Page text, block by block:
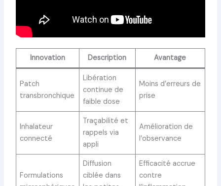
Innovation Description Avantage
Patch
transbronchique
Libération
continue de
faible dose
Moins d’erreurs de
prise
Inhalateur
connecté
Traçabilité et
rappels via
appli
Amélioration de
l’observance
Formulations
Diffusion
ciblée dans
Efficacité accrue
contre